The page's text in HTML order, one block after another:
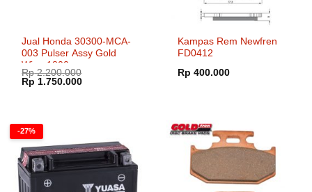
Jual Honda 30300-MCA-
003 Pulser Assy Gold
Wing 1800
Rp2.200.000
Harga
aslinya
Rp 1.750.000Harga
Kampas Rem Newfren
FD0412
Rp 400.000
-27%